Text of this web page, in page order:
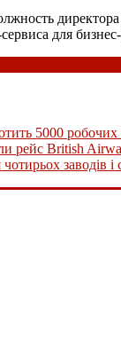
для
5000 робочих
рейс British
заводів